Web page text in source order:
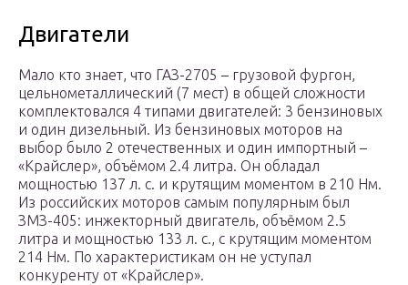
Двигатели
Мало кто знает, что ГАЗ-2705 – грузовой фургон,
цельнометаллический (7 мест) в общей сложности
комплектовался 4 типами двигателей: 3 бензиновых
и один дизельный. Из бензиновых моторов на
выбор было 2 отечественных и один импортный –
«Крайслер», объёмом 2.4 литра. Он обладал
мощностью 137 л. с. и крутящим моментом в 210 Нм.
Из российских моторов самым популярным был
ЗМЗ-405: инжекторный двигатель, объёмом 2.5
литра и мощностью 133 л. с., с крутящим моментом
214 Нм. По характеристикам он не уступал
конкуренту от «Крайслер».